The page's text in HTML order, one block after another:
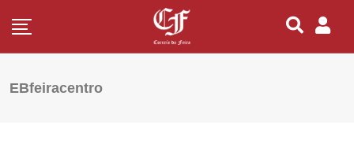
EBfeiracentro